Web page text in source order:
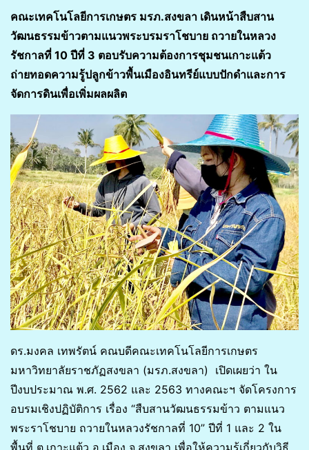
คณะเทคโนโลยีการเกษตร มรภ.สงขลา เดินหน้าสืบสาน
วัฒนธรรมข้าวตามแนวพระบรมราโชบาย ถวายในหลวง
รัชกาลที่ 10 ปีที่ 3 ตอบรับความต้องการชุมชนเกาะแต้ว
ถ่ายทอดความรู้ปลูกข้าวพื้นเมืองอินทรีย์แบบปักดำและการ
จัดการดินเพื่อเพิ่มผลผลิต
ดร.มงคล เทพรัตน์ คณบดีคณะเทคโนโลยีการเกษตร
มหาวิทยาลัยราชภัฏสงขลา (มรภ.สงขลา) เปิดเผยว่า ใน
ปีงบประมาณ พ.ศ. 2562 และ 2563 ทางคณะฯ จัดโครงการ
อบรมเชิงปฏิบัติการ เรื่อง “สืบสานวัฒนธรรมข้าว ตามแนว
พระราโชบาย ถวายในหลวงรัชกาลที่ 10” ปีที่ 1 และ 2 ใน
พื้นที่ ต.เกาะแต้ว อ.เมือง จ.สงขลา เพื่อให้ความรู้เกี่ยวกับวิธี